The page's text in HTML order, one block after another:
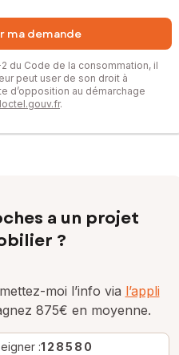
ma demande
du Code de la consommation, il
peut user de son droit à
d’opposition au démarchage
.
a un projet
?
moi l’info via l’appli
875€ en moyenne.
:128580